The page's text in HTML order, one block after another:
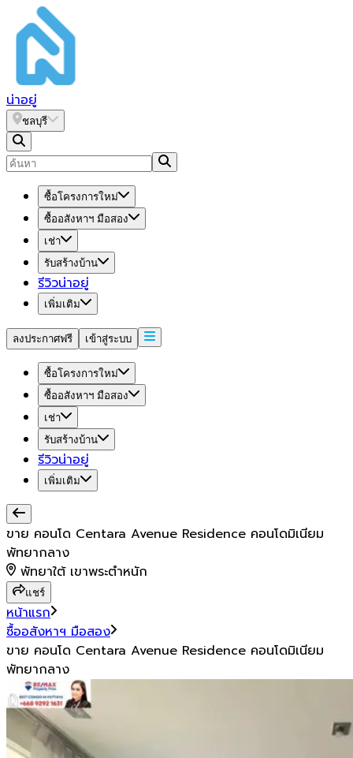
น่าอยู่
ชลบุรี
ซื้อโครงการใหม่
ซื้ออสังหาฯ มือสอง
เช่า
รับสร้างบ้าน
รีวิวน่าอยู่
เพิ่มเติม
ลงประกาศฟรี เข้าสู่ระบบ
ซื้อโครงการใหม่
ซื้ออสังหาฯ มือสอง
เช่า
รับสร้างบ้าน
รีวิวน่าอยู่
เพิ่มเติม
ขาย คอนโด Centara Avenue Residence คอนโดมิเนียม
พัทยากลาง
พัทยาใต้ เขาพระตำหนัก
แชร์
หน้าแรก
ซื้ออสังหาฯ มือสอง
ขาย คอนโด Centara Avenue Residence คอนโดมิเนียม
พัทยากลาง